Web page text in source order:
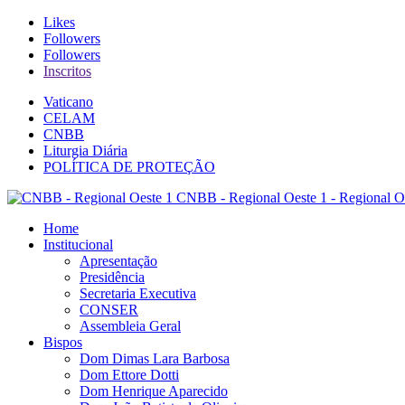
Likes
Followers
Followers
Inscritos
Vaticano
CELAM
CNBB
Liturgia Diária
POLÍTICA DE PROTEÇÃO
CNBB - Regional Oeste 1 - Regional
Home
Institucional
Apresentação
Presidência
Secretaria Executiva
CONSER
Assembleia Geral
Bispos
Dom Dimas Lara Barbosa
Dom Ettore Dotti
Dom Henrique Aparecido